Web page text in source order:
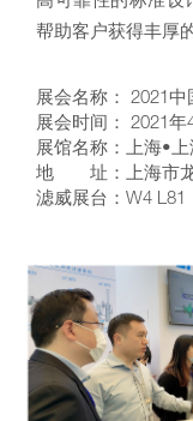
帮助客户获得丰厚
展会名称： 2021中
展会时间： 2021年
展馆名称：上海•
地 址：上海市龙
滤威展台：W4 L81